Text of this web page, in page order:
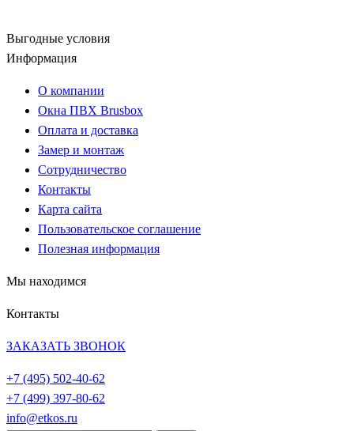
Выгодные условия
Информация
О компании
Окна ПВХ Brusbox
Оплата и доставка
Замер и монтаж
Сотрудничество
Контакты
Карта сайта
Пользовательское соглашение
Полезная информация
Мы находимся
Контакты
ЗАКАЗАТЬ ЗВОНОК
+7 (495) 502-40-62
+7 (499) 397-80-62
info@etkos.ru